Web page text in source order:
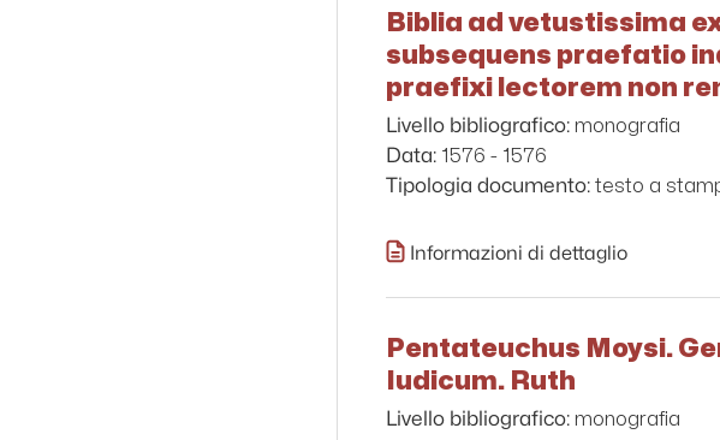
Biblia ad vetustissima
subsequens praefatio
praefixi lectorem non
Livello bibliografico: monografia
Data: 1576 - 1576
Tipologia documento: testo a
Informazioni di dettaglio
Pentateuchus Moysi.
Iudicum. Ruth
Livello bibliografico: monografia